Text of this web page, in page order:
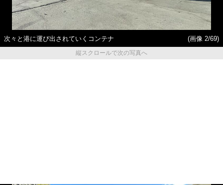
次々と港に運び出されていくコンテナ
(画像 2/69)
縦スクロールで次の写真へ